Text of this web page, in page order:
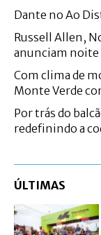
Dante no Ao
Russell Allen,
anunciam noite
Com clima de
Monte Verde
Por trás do
redefinindo a
ÚLTIMAS